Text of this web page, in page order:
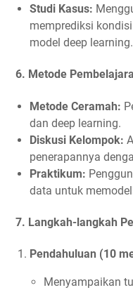
Studi Kasus:
memprediksi
model deep learning.
6. Metode
Metode Ceramah:
dan deep learning.
Diskusi Kelompok:
penerapannya
Praktikum:
data untuk
7. Langkah-langkah
Pendahuluan (10
Menyampaikan